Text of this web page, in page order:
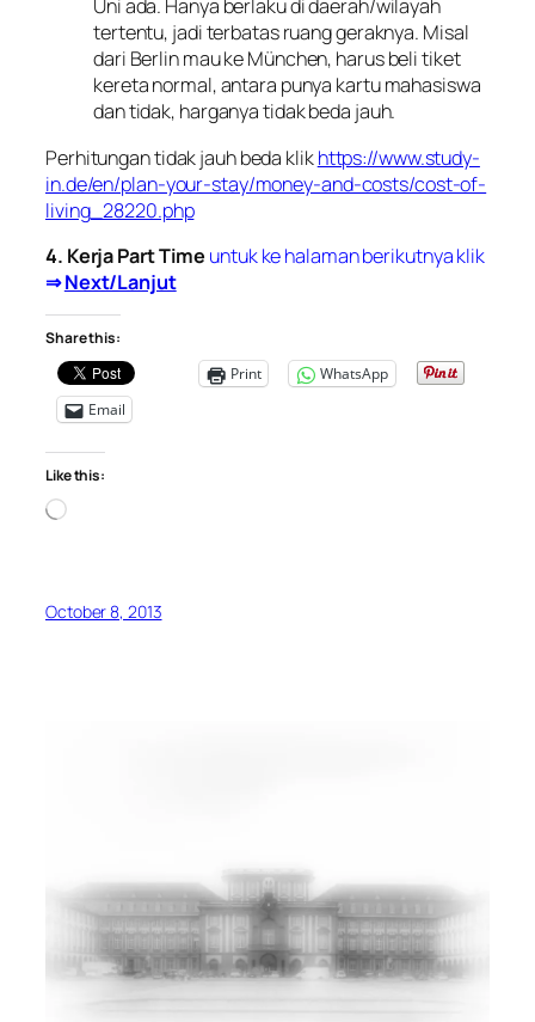
Uni ada. Hanya berlaku di daerah/wilayah
tertentu, jadi terbatas ruang geraknya. Misal
dari Berlin mau ke München, harus beli tiket
kereta normal, antara punya kartu mahasiswa
dan tidak, harganya tidak beda jauh.
Perhitungan tidak jauh beda klikhttps://www.study-
in.de/en/plan-your-stay/money-and-costs/cost-of-
living_28220.php
4. Kerja Part Time untuk ke halaman berikutnya klik
⇒Next/Lanjut
Share this:
Print
WhatsApp
Email
Like this:
Loading…
October 8, 2013